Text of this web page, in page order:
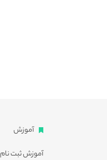
آموزش
آموزش ثبت نام